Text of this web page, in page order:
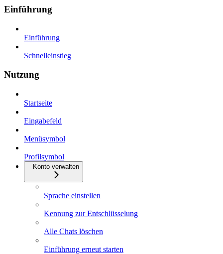
Einführung
Einführung
Schnelleinstieg
Nutzung
Startseite
Eingabefeld
Menüsymbol
Profilsymbol
Konto verwalten
Sprache einstellen
Kennung zur Entschlüsselung
Alle Chats löschen
Einführung erneut starten